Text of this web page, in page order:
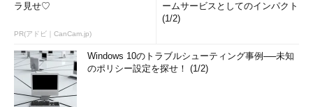
ラ見せ♡
PR(アドビ｜CanCam.jp)
ームサービスとしてのインパクト
(1/2)
Windows 10のトラブルシューティング事例──未知
のポリシー設定を探せ！ (1/2)